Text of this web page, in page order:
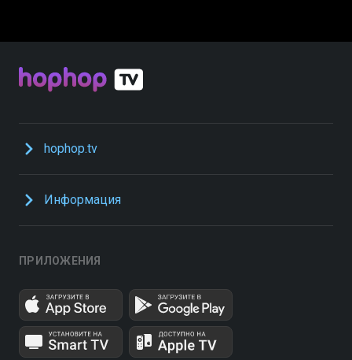
hophop.tv
Информация
ПРИЛОЖЕНИЯ